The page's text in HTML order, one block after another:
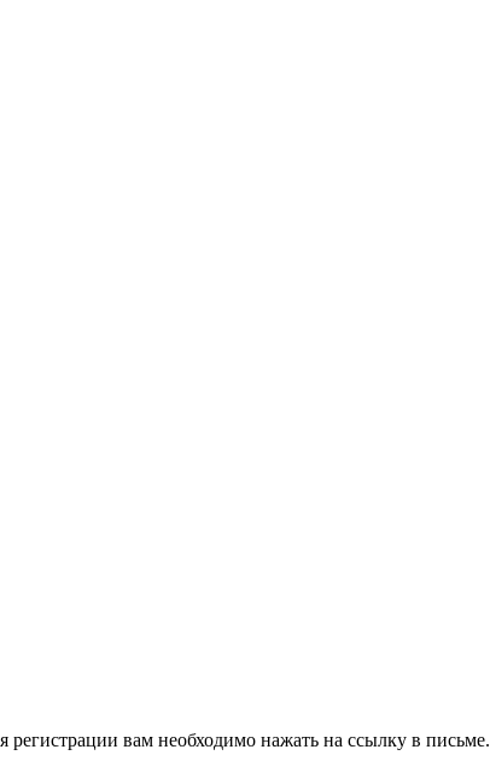
вам необходимо нажать на ссылку в письме.